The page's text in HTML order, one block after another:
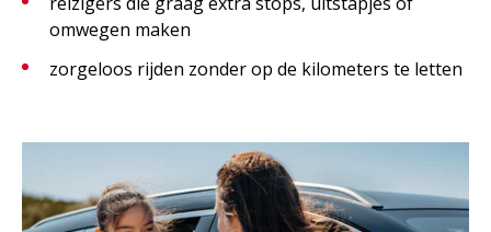
omwegen maken
zorgeloos rijden zonder op de kilometers te letten